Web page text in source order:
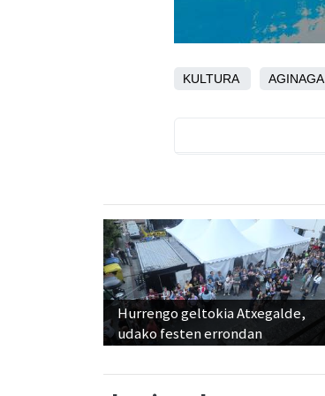
KULTURA AGINAGA
Hurrengo geltokia Atxegalde,
udako festen errondan